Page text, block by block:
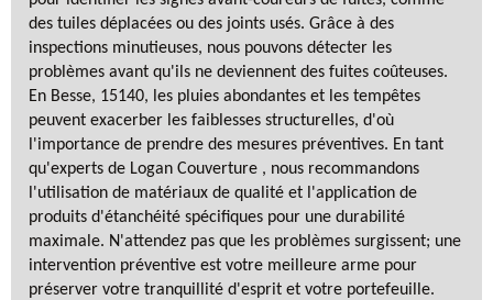
des tuiles déplacées ou des joints usés. Grâce à des
inspections minutieuses, nous pouvons détecter les
problèmes avant qu'ils ne deviennent des fuites coûteuses.
En Besse, 15140, les pluies abondantes et les tempêtes
peuvent exacerber les faiblesses structurelles, d'où
l'importance de prendre des mesures préventives. En tant
qu'experts de Logan Couverture , nous recommandons
l'utilisation de matériaux de qualité et l'application de
produits d'étanchéité spécifiques pour une durabilité
maximale. N'attendez pas que les problèmes surgissent; une
intervention préventive est votre meilleure arme pour
préserver votre tranquillité d'esprit et votre portefeuille.